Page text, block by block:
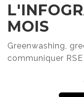
MOIS
Greenwashing,
communiquer